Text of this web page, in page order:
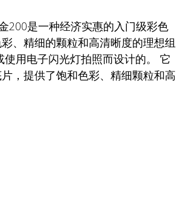
200是一种经济实惠的入门级彩色
、精细的颗粒和高清晰度的理想组
用电子闪光灯拍照而设计的。 它
，提供了饱和色彩、精细颗粒和高